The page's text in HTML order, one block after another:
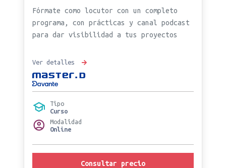
Fórmate como locutor con un completo
programa, con prácticas y canal podcast
para dar visibilidad a tus proyectos
Ver detalles
Tipo
Curso
Modalidad
Online
Consultar precio